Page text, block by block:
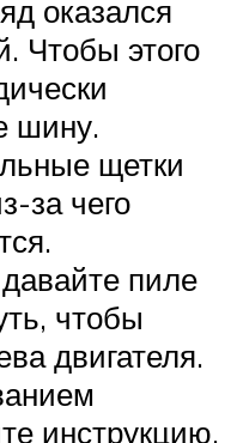
оказался
Чтобы этого
шину.
щетки
за чего
пиле
чтобы
двигателя.
инструкцию.